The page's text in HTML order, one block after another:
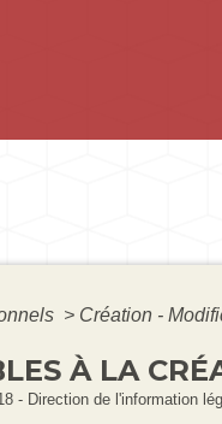
> Création -
À LA
- Direction de l'information